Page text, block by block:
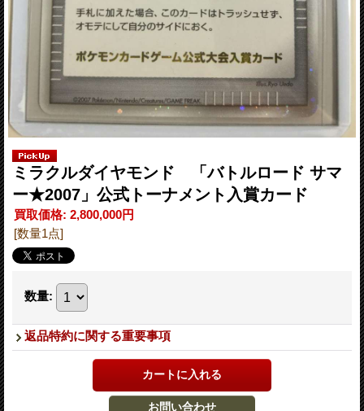
ミラクルダイヤモンド 「バトルロード サマ
ー★2007」公式トーナメント入賞カード
買取価格: 2,800,000円
[数量1点]
数量:
返品特約に関する重要事項